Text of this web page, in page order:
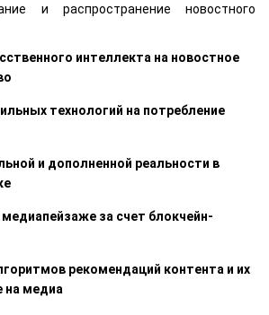
и распространение новостного
интеллекта на новостное
технологий на потребление
и дополненной реальности в
медиапейзаже за счет блокчейн-
рекомендаций контента и их
на медиа